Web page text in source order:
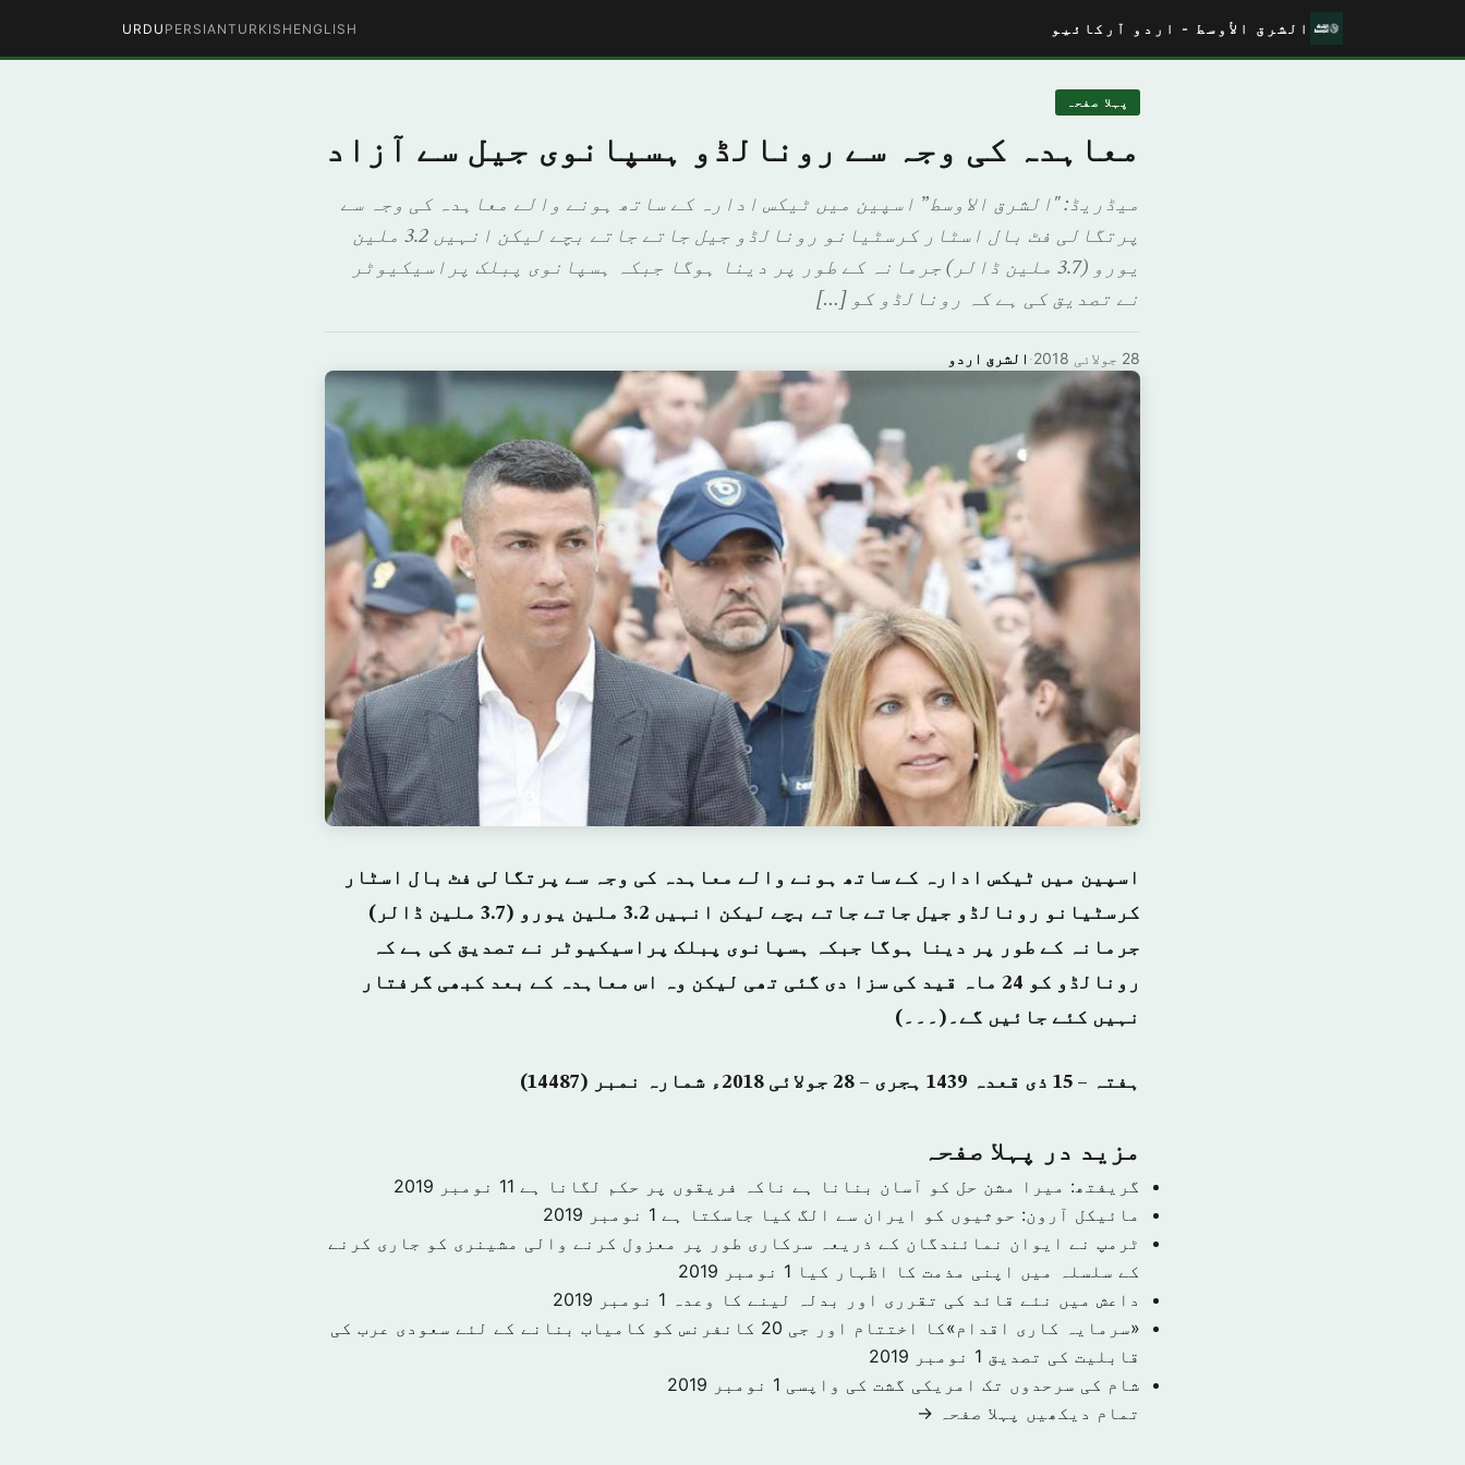
الشرق الأوسط - اردو آرکائیو ENGLISH
TURKISH
PERSIAN
URDU
پہلا صفحہ
معاہدہ کی وجہ سے رونالڈو ہسپانوی جیل سے آزاد
میڈریڈ: "الشرق الاوسط” اسپین میں ٹیکس ادارہ کے ساتھ ہونے والے معاہدہ کی وجہ سے
پرتگالی فٹ بال اسٹار کرسٹیانو رونالڈو جیل جاتے جاتے بچے لیکن انہیں 3.2 ملین
یورو (3.7 ملین ڈالر) جرمانہ کے طور پر دینا ہوگا جبکہ ہسپانوی پبلک پراسیکیوٹر
نے تصدیق کی ہے کہ رونالڈو کو […]
الشرق اردو · 28 جولائی 2018
اسپین میں ٹیکس ادارہ کے ساتھ ہونے والے معاہدہ کی وجہ سے پرتگالی فٹ بال اسٹار
کرسٹیانو رونالڈو جیل جاتے جاتے بچے لیکن انہیں 3.2 ملین یورو (3.7 ملین ڈالر)
جرمانہ کے طور پر دینا ہوگا جبکہ ہسپانوی پبلک پراسیکیوٹر نے تصدیق کی ہے کہ
رونالڈو کو 24 ماہ قید کی سزا دی گئی تھی لیکن وہ اس معاہدہ کے بعد کبھی گرفتار
نہیں کئے جائیں گے۔(۔۔۔)
ہفتہ – 15 ذی قعدہ 1439 ہجری – 28 جولائی 2018ء شمارہ نمبر (14487)
مزید در پہلا صفحہ
گریفتھ: میرا مشن حل کو آسان بنانا ہے ناکہ فریقوں پر حکم لگانا ہے 11 نومبر 2019
مائیکل آرون: حوثیوں کو ایران سے الگ کیا جاسکتا ہے 1 نومبر 2019
ٹرمپ نے ایوان نمائندگان کے ذریعہ سرکاری طور پر معزول کرنے والی مشینری کو جاری کرنے
کے سلسلہ میں اپنی مذمت کا اظہار کیا 1 نومبر 2019
داعش میں نئے قائد کی تقرری اور بدلہ لینے کا وعدہ
1 نومبر 2019
«سرمایہ کاری اقدام»کا اختتام اور جی 20 کانفرنس کو کامیاب بنانے کے لئے سعودی عرب کی
قابلیت کی تصدیق 1 نومبر 2019
شام کی سرحدوں تک امریکی گشت کی واپسی 1 نومبر 2019
تمام دیکھیں پہلا صفحہ →